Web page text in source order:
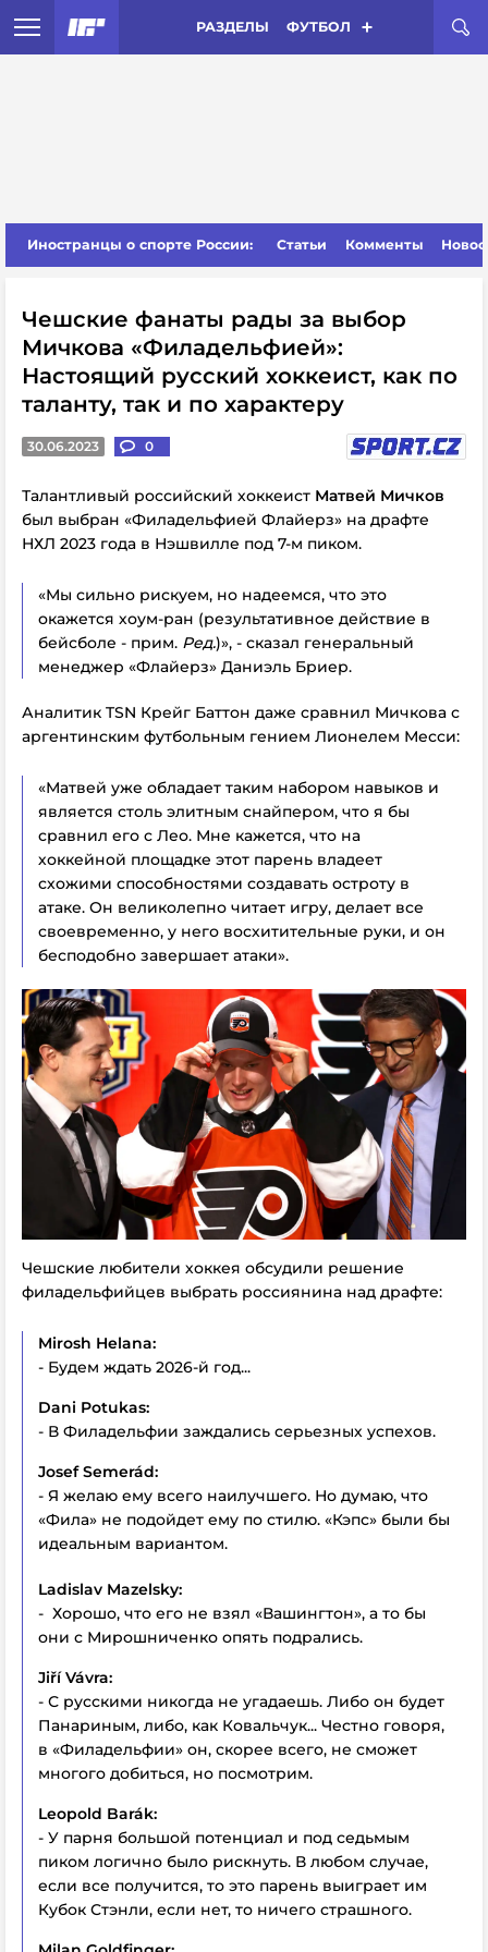
РАЗДЕЛЫ ФУТБОЛ
Иностранцы о спорте России: Статьи Комменты
Чешские фанаты рады за выбор
Мичкова «Филадельфией»:
Настоящий русский хоккеист, как по
таланту, так и по характеру
30.06.2023 0
Талантливый российский хоккеист Матвей Мичков
был выбран «Филадельфией Флайерз» на драфте
НХЛ 2023 года в Нэшвилле под 7-м пиком.
«Мы сильно рискуем, но надеемся, что это
окажется хоум-ран (результативное действие в
бейсболе - прим. Ред.)», - сказал генеральный
менеджер «Флайерз» Даниэль Бриер.
Аналитик TSN Крейг Баттон даже сравнил Мичкова с
аргентинским футбольным гением Лионелем Месси:
«Матвей уже обладает таким набором навыков и
является столь элитным снайпером, что я бы
сравнил его с Лео. Мне кажется, что на
хоккейной площадке этот парень владеет
схожими способностями создавать остроту в
атаке. Он великолепно читает игру, делает все
своевременно, у него восхитительные руки, и он
бесподобно завершает атаки».
Чешские любители хоккея обсудили решение
филадельфийцев выбрать россиянина над драфте:
Mirosh Helana:
- Будем ждать 2026-й год...
Dani Potukas:
- В Филадельфии заждались серьезных успехов.
Josef Semerád:
- Я желаю ему всего наилучшего. Но думаю, что
«Фила» не подойдет ему по стилю. «Кэпс» были бы
идеальным вариантом.
Ladislav Mazelsky:
- Хорошо, что его не взял «Вашингтон», а то бы
они с Мирошниченко опять подрались.
Jiří Vávra:
- С русскими никогда не угадаешь. Либо он будет
Панариным, либо, как Ковальчук... Честно говоря,
в «Филадельфии» он, скорее всего, не сможет
многого добиться, но посмотрим.
Leopold Barák:
- У парня большой потенциал и под седьмым
пиком логично было рискнуть. В любом случае,
если все получится, то это парень выиграет им
Кубок Стэнли, если нет, то ничего страшного.